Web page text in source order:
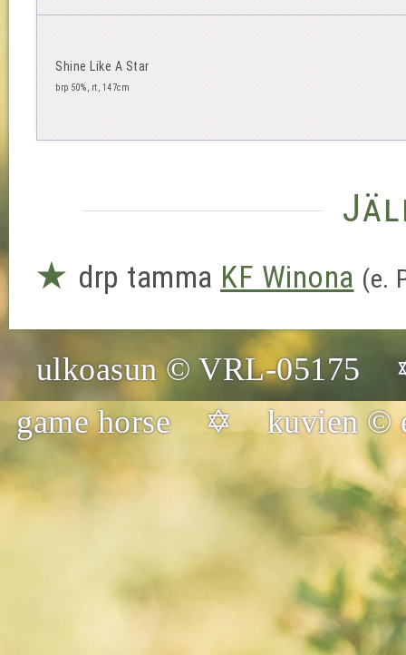
Shine Like A Star
brp 50%, rt, 147cm
★ drp tamma KF Winona (e.
ulkoasun © VRL-
game horse ✡ kuvien ©